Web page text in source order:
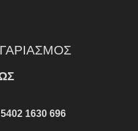
1630 696